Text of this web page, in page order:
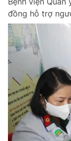
đồng hỗ trợ